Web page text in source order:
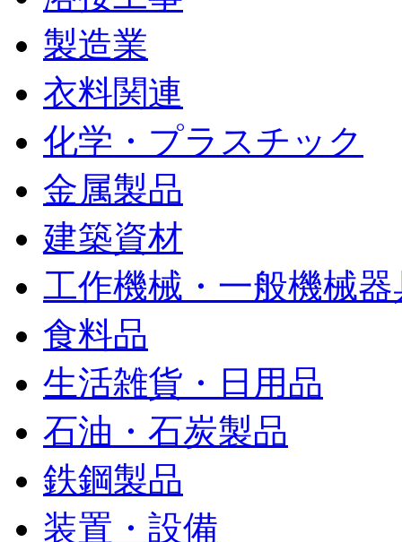
製造業
衣料関連
化学・プラスチック
金属製品
建築資材
工作機械・一般機械器
食料品
生活雑貨・日用品
石油・石炭製品
鉄鋼製品
装置・設備